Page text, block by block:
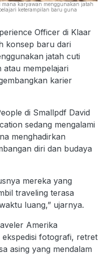
karyawan menggunakan jatah
keterampilan baru guna
Officer di Klaar
konsep baru dari
jatah cuti
mempelajari
karier
di Smallpdf David
sedang mengalami
menghadirkan
diri dan budaya
mereka yang
traveling terasa
luang,” ujarnya.
Amerika
ekspedisi fotografi, retret
asing yang mendalam